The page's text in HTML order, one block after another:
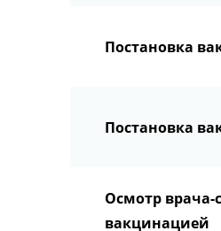
Постановка
Постановка
Осмотр врача-
вакцинацией